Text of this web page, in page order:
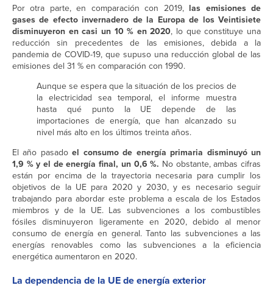
Por otra parte, en comparación con 2019,las emisiones de
gases de efecto invernadero de la Europa de los Veintisiete
disminuyeron en casi un 10 % en 2020, lo que constituye una
reducción sin precedentes de las emisiones, debida a la
pandemia de COVID-19, que supuso una reducción global de las
emisiones del 31 % en comparación con 1990.
Aunque se espera que la situación de los precios de
la electricidad sea temporal, el informe muestra
hasta qué punto la UE depende de las
importaciones de energía, que han alcanzado su
nivel más alto en los últimos treinta años.
El año pasadoel consumo de energía primaria disminuyó un
1,9 % y el de energía final, un 0,6 %. No obstante, ambas cifras
están por encima de la trayectoria necesaria para cumplir los
objetivos de la UE para 2020 y 2030, y es necesario seguir
trabajando para abordar este problema a escala de los Estados
miembros y de la UE. Las subvenciones a los combustibles
fósiles disminuyeron ligeramente en 2020, debido al menor
consumo de energía en general. Tanto las subvenciones a las
energías renovables como las subvenciones a la eficiencia
energética aumentaron en 2020.
La dependencia de la UE de energía exterior